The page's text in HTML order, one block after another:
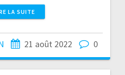
LA SUITE
21 août 2022 0